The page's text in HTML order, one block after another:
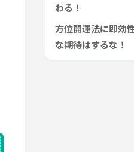
わる！
方位開運法に即効
な期待はするな！